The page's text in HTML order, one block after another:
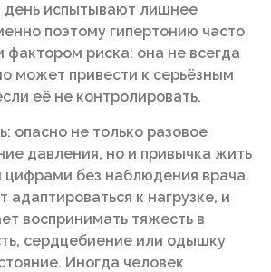
испытывают лишнее
поэтому гипертонию часто
фактором риска: она не всегда
может привести к серьёзным
её не контролировать.
опасно не только разовое
давления, но и привычка жить
без наблюдения врача.
к нагрузке, и
воспринимать тяжесть в
сердцебиение или одышку
Иногда человек